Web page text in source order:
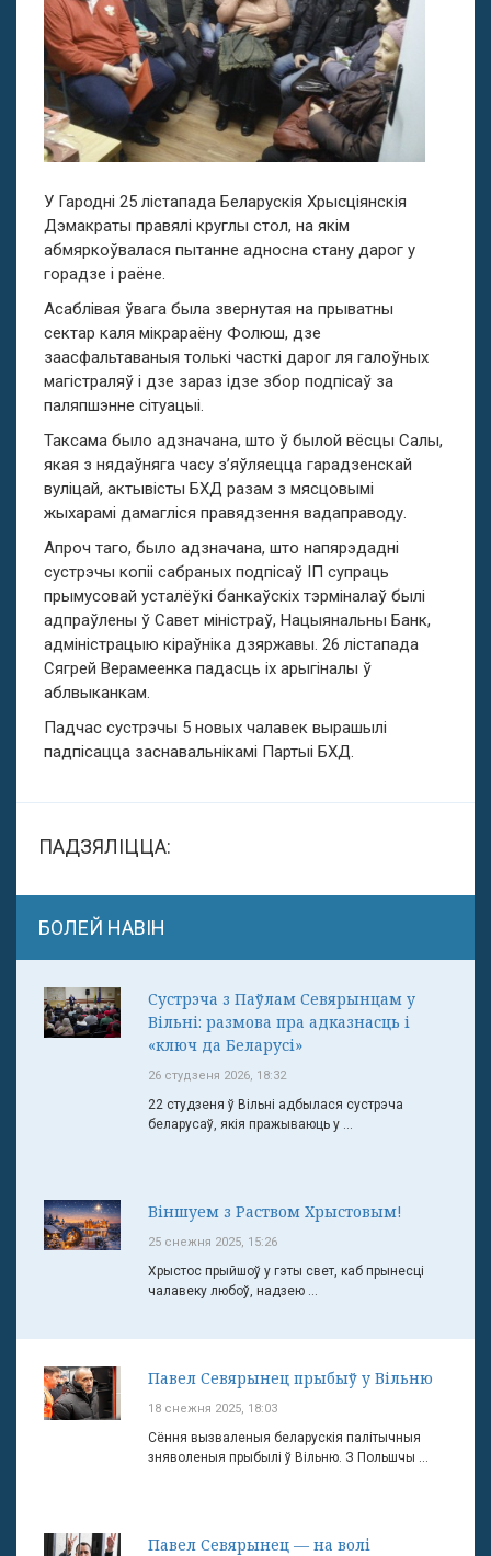
У Гародні 25 лістапада Беларускія Хрысціянскія
Дэмакраты правялі круглы стол, на якім
абмяркоўвалася пытанне адносна стану дарог у
горадзе і раёне.
Асаблівая ўвага была звернутая на прыватны
сектар каля мікрараёну Фолюш, дзе
заасфальтаваныя толькі часткі дарог ля галоўных
магістраляў і дзе зараз ідзе збор подпісаў за
паляпшэнне сітуацыі.
Таксама было адзначана, што ў былой вёсцы Салы,
якая з нядаўняга часу з’яўляецца гарадзенскай
вуліцай, актывісты БХД разам з мясцовымі
жыхарамi дамагліся правядзення вадаправоду.
Апроч таго, было адзначана, што напярэдадні
сустрэчы копіі сабраных подпiсаў ІП супраць
прымусовай усталёўкі банкаўскiх тэрмiналаў былі
адпраўлены ў Савет міністраў, Нацыянальны Банк,
адміністрацыю кіраўніка дзяржавы. 26 лістапада
Сягрей Верамеенка падасць іх арыгіналы ў
аблвыканкам.
Падчас сустрэчы 5 новых чалавек вырашылi
падпiсацца заснавальнiкамi Партыі БХД.
ПАДЗЯЛІЦЦА:
БОЛЕЙ НАВІН
Сустрэча з Паўлам Севярынцам у
Вільні: размова пра адказнасць і
«ключ да Беларусі»
26 студзеня 2026, 18:32
22 студзеня ў Вільні адбылася сустрэча
беларусаў, якія пражываюць у ...
Віншуем з Раством Хрыстовым!
25 снежня 2025, 15:26
Хрыстос прыйшоў у гэты свет, каб прынесці
чалавеку любоў, надзею ...
Павел Севярынец прыбыў у Вільню
18 снежня 2025, 18:03
Сёння вызваленыя беларускія палітычныя
зняволеныя прыбылі ў Вільню. З Польшчы ...
Павел Севярынец — на волі